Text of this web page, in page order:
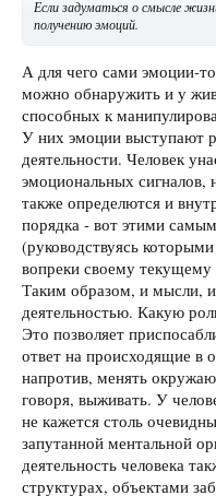
Если задуматься о смысле
получению эмоций.
А для чего сами эмоции-
можно обнаружить и у
способных к
У них эмоции выступают
деятельности. Человек
эмоциональных сигналов,
также определются и
порядка - вот этими
(руководствуясь
вопреки своему
Таким образом, и мысли,
деятельностью. Какую
Это позволяет
ответ на происходящие в
напротив, менять
говоря, выживать. У
не кажется столь
запутанной ментальной
деятельность человека
структурах, объектами